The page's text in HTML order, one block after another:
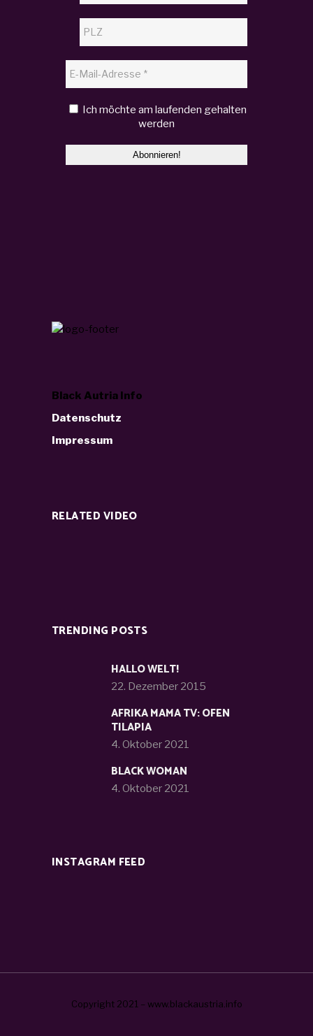
Ich möchte am laufenden gehalten
werden
Black Autria Info
Datenschutz
Impressum
RELATED VIDEO
TRENDING POSTS
HALLO WELT!
22. Dezember 2015
AFRIKA MAMA TV: OFEN
TILAPIA
4. Oktober 2021
BLACK WOMAN
4. Oktober 2021
INSTAGRAM FEED
Copyright 2021 – www.blackaustria.info